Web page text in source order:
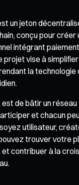
un jeton
conçu pour créer
intégrant
projet vise à
la technologie
est de bâtir un
et chacun
utilisateur,
trouver votre
et contribuer à la